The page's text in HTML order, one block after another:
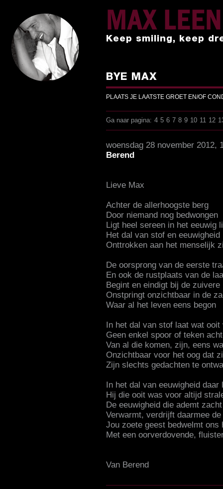
MAX
Keep smiling, keep
BYE MAX
PLAATS JE LAATSTE GROET EN/OF
Ga naar pagina: 4 5 6 7 8 9 10 11 12
woensdag 28 november 2012,
Berend
Lieve Max
Achter de allerhoogste berg
Door niemand nog bedwongen
Ligt heel sereen in het eeuwig
Het dal van stof en eeuwigheid
Onttrokken aan het menselijk
De oorsprong van de eerste
En ook de rustplaats van de
Begint en eindigt bij de zuivere
Onstpringt onzichtbaar in de
Waar al het leven eens begon
In het dal van stof laat wat ooit
Geen enkel spoor of teken
Van al die komen, zijn, eens
Onzichtbaar voor het oog dat
Zijn slechts gedachten te
In het dal van eeuwigheid daar
Hij die ooit was voor altijd
De eeuwigheid die ademt zacht
Verwarmt, verdrijft daarmee
Jou zoete geest bedwelmt ons
Met een oorverdovende,
Van Berend